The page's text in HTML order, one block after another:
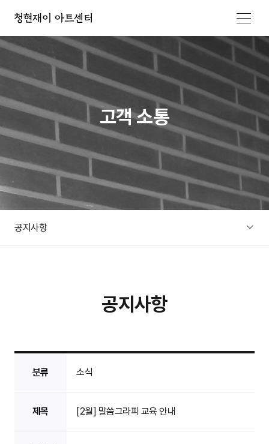
메뉴 열기
고객 소통
공지사항
공지사항
분류 소식
제목 [2월] 말씀그라피 교육 안내